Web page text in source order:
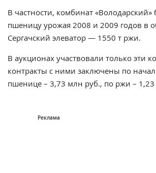
В частности, комбинат «Володарский»
пшеницу урожая 2008 и 2009 годов в
Сергачский элеватор — 1550 т ржи.
В аукционах участвовали только эти
контракты с ними заключены по
пшенице – 3,73 млн руб., по ржи –